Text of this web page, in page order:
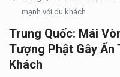
mạnh với du khách
Trung Quốc: Mái
Tượng Phật Gây Ấn
Khách